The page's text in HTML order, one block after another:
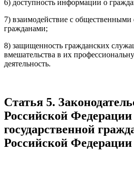
6) доступность информации о
7) взаимодействие с
гражданами;
8) защищенность гражданских
вмешательства в их
деятельность.
Статья 5.
Российской Федерации
государственной
Российской Федерации